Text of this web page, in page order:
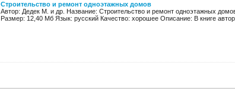
Строительство и ремонт одноэтажных домов
Автор: Дедек М. и др. Название: Строительство и ремонт одноэтажных
Размер: 12,40 Мб Язык: русский Качество: хорошее Описание: В книге